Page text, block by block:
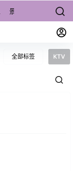
景点/周边游 宠物
全部标签 KTV